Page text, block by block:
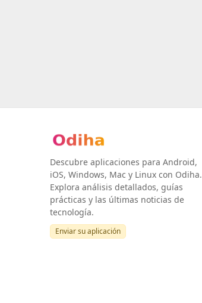
Descubre aplicaciones para Android,
iOS, Windows, Mac y Linux con Odiha.
Explora análisis detallados, guías
prácticas y las últimas noticias de
tecnología.
Enviar su aplicación